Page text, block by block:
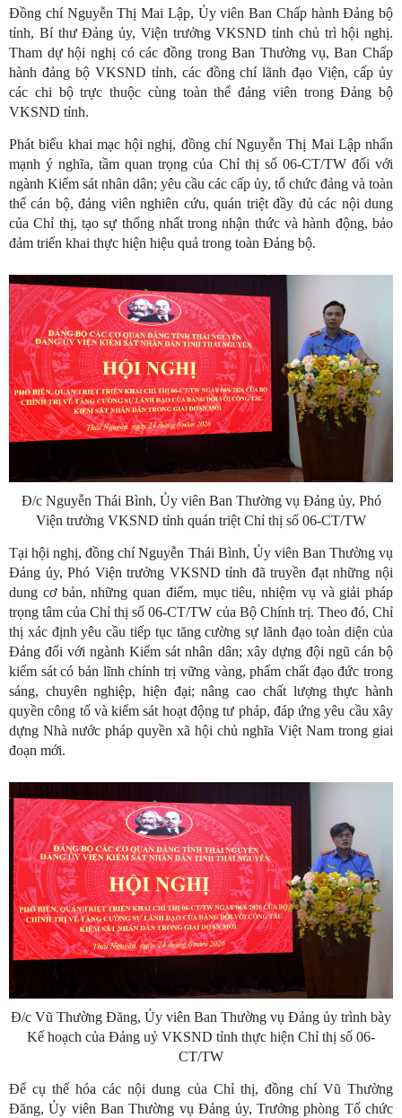
Đồng chí Nguyễn Thị Mai Lập, Ủy viên Ban Chấp hành Đảng bộ
tỉnh, Bí thư Đảng ủy, Viện trưởng VKSND tỉnh chủ trì hội nghị.
Tham dự hội nghị có các đồng trong Ban Thường vụ, Ban Chấp
hành đảng bộ VKSND tỉnh, các đồng chí lãnh đạo Viện, cấp ủy
các chi bộ trực thuộc cùng toàn thể đảng viên trong Đảng bộ
VKSND tỉnh.
Phát biểu khai mạc hội nghị, đồng chí Nguyễn Thị Mai Lập nhấn
mạnh ý nghĩa, tầm quan trọng của Chỉ thị số 06-CT/TW đối với
ngành Kiểm sát nhân dân; yêu cầu các cấp ủy, tổ chức đảng và toàn
thể cán bộ, đảng viên nghiên cứu, quán triệt đầy đủ các nội dung
của Chỉ thị, tạo sự thống nhất trong nhận thức và hành động, bảo
đảm triển khai thực hiện hiệu quả trong toàn Đảng bộ.
Đ/c Nguyễn Thái Bình, Ủy viên Ban Thường vụ Đảng ủy, Phó
Viện trưởng VKSND tỉnh quán triệt Chỉ thị số 06-CT/TW
Tại hội nghị, đồng chí Nguyễn Thái Bình, Ủy viên Ban Thường vụ
Đảng ủy, Phó Viện trưởng VKSND tỉnh đã truyền đạt những nội
dung cơ bản, những quan điểm, mục tiêu, nhiệm vụ và giải pháp
trọng tâm của Chỉ thị số 06-CT/TW của Bộ Chính trị. Theo đó, Chỉ
thị xác định yêu cầu tiếp tục tăng cường sự lãnh đạo toàn diện của
Đảng đối với ngành Kiểm sát nhân dân; xây dựng đội ngũ cán bộ
kiểm sát có bản lĩnh chính trị vững vàng, phẩm chất đạo đức trong
sáng, chuyên nghiệp, hiện đại; nâng cao chất lượng thực hành
quyền công tố và kiểm sát hoạt động tư pháp, đáp ứng yêu cầu xây
dựng Nhà nước pháp quyền xã hội chủ nghĩa Việt Nam trong giai
đoạn mới.
Đ/c Vũ Thường Đăng, Ủy viên Ban Thường vụ Đảng ủy trình bày
Kế hoạch của Đảng uỷ VKSND tỉnh thực hiện Chỉ thị số 06-
CT/TW
Để cụ thể hóa các nội dung của Chỉ thị, đồng chí Vũ Thường
Đăng, Ủy viên Ban Thường vụ Đảng ủy, Trưởng phòng Tổ chức